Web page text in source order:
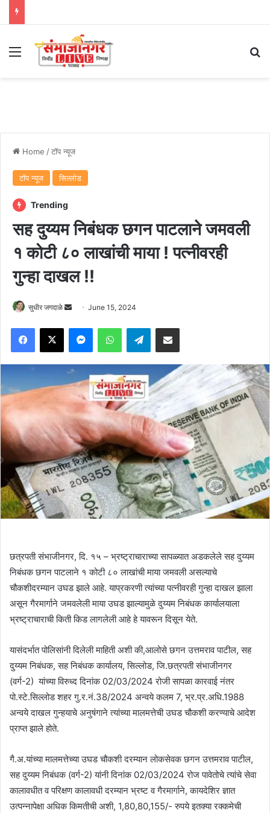
Menu
Home /टॉप न्यूज
टॉप न्यूज सिल्लोड
Trending
सह दुय्यम निबंधक छगन पाटलाने जमवली
१ कोटी ८० लाखांची माया ! पत्नीवरही
गुन्हा दाखल !!
सुधीर जगदाळे
Send
email
June 15, 2024
Facebook
X MessengerWhatsAppTelegramShare via Email
छत्रपती संभाजीनगर, दि. १५ – भ्रष्ट्राचाराच्या सापळ्यात अडकलेले सह दुय्यम
निबंधक छगन पाटलाने १ कोटी ८० लाखांची माया जमवली असल्याचे
चौकशीदरम्यान उघड झाले आहे. याप्रकरणी त्यांच्या पत्नीवरही गुन्हा दाखल झाला
असून गैरमार्गाने जमवलेली माया उघड झाल्यामुळे दुय्यम निबंधक कार्यालयाला
भ्रष्ट्राचाराची किती किड लागलेली आहे हे यावरून दिसून येते.
यासंदर्भात पोलिसांनी दिलेली माहिती अशी की,आलोसे छगन उत्तमराव पाटील, सह
दुय्यम निबंधक, सह निबंधक कार्यालय, सिल्लोड, जि.छत्रपती संभाजीनगर
(वर्ग-2) यांच्या विरुध्द दिनांक 02/03/2024 रोजी सापळा कारवाई नंतर
पो.स्टे.सिल्लोड शहर गु.र.नं.38/2024 अन्वये कलम 7, भ्र.प्र.अधि.1988
अन्वये दाखल गुन्हयाचे अनुषंगाने त्यांच्या मालमत्तेची उघड चौकशी करण्याचे आदेश
प्राप्त झाले होते.
गै.अ.यांच्या मालमत्तेच्या उघड चौकशी दरम्यान लोकसेवक छगन उत्तमराव पाटील,
सह दुय्यम निबंधक (वर्ग-2) यांनी दिनांक 02/03/2024 रोज पावेतोचे त्यांचे सेवा
कालावधीत व परिक्षण कालावधी दरम्यान भ्रष्ट व गैरमार्गाने, कायदेशिर ज्ञात
उत्पन्नापेक्षा अधिक किमतीची अशी, 1,80,80,155/- रुपये इतक्या रक्कमेची